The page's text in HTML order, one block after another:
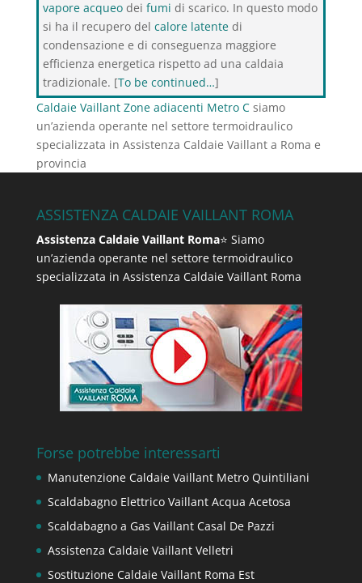
vapore acqueodei fumi di scarico. In questo modo
si ha il recupero del calore latentedi
condensazione e di conseguenza maggiore
efficienza energetica rispetto ad una caldaia
tradizionale. [To be continued…]
Caldaie Vaillant Zone adiacenti Metro Csiamo
un’azienda operante nel settore termoidraulico
specializzata in Assistenza Caldaie Vaillant a Roma e
provincia
ASSISTENZA CALDAIE VAILLANT ROMA
Assistenza Caldaie Vaillant Roma⭐ Siamo
un’azienda operante nel settore termoidraulico
specializzata in Assistenza Caldaie Vaillant Roma
Forse potrebbe interessarti
Manutenzione Caldaie Vaillant Metro Quintiliani
Scaldabagno Elettrico Vaillant Acqua Acetosa
Scaldabagno a Gas Vaillant Casal De Pazzi
Assistenza Caldaie Vaillant Velletri
Sostituzione Caldaie Vaillant Roma Est